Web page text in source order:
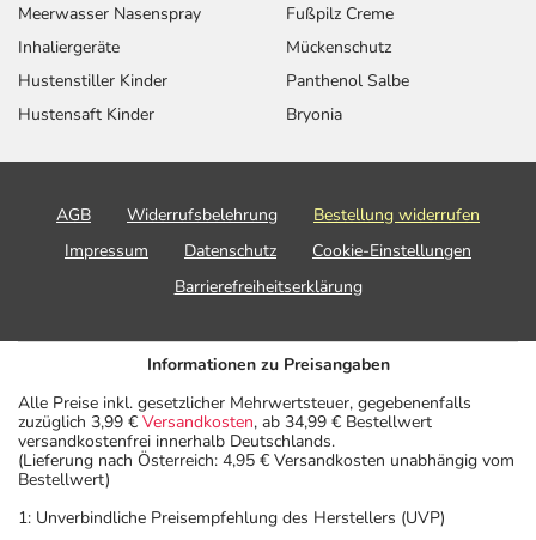
Meerwasser Nasenspray
Inhaliergeräte
Hustenstiller Kinder
Hustensaft Kinder
Fußpilz Creme
Mückenschutz
Panthenol Salbe
Bryonia
AGB Widerrufsbelehrung
Bestellung widerrufen
Impressum
Datenschutz
Cookie-Einstellungen
Barrierefreiheitserklärung
Informationen zu Preisangaben
Alle Preise inkl. gesetzlicher Mehrwertsteuer, gegebenenfalls
zuzüglich 3,99 € Versandkosten, ab 34,99 € Bestellwert
versandkostenfrei innerhalb Deutschlands.
(Lieferung nach Österreich: 4,95 € Versandkosten unabhängig vom
Bestellwert)
1: Unverbindliche Preisempfehlung des Herstellers (UVP)